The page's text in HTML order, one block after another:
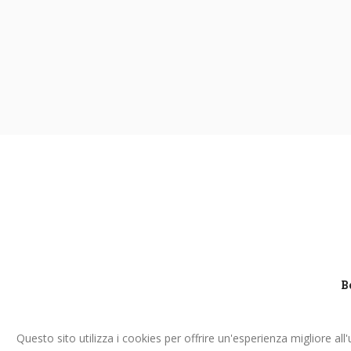
Questo sito utilizza i cookies per offrire un'esperienza migliore